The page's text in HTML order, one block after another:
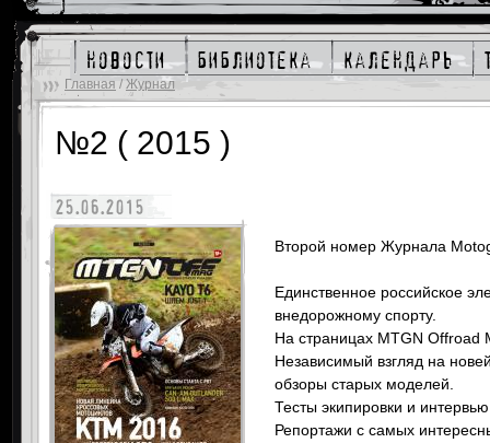
новости библиотека календарь
Главная /Журнал
№2 ( 2015 )
25.06.2015
Второй номер Журнала
Единственное российское
внедорожному спорту.
На страницах MTGN Offroad
Независимый взгляд на
обзоры старых моделей.
Тесты экипировки и
Репортажи с самых